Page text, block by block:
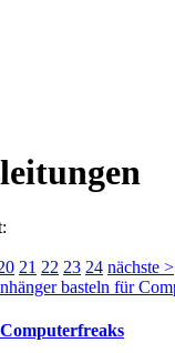
21 22 23 24 nächste >